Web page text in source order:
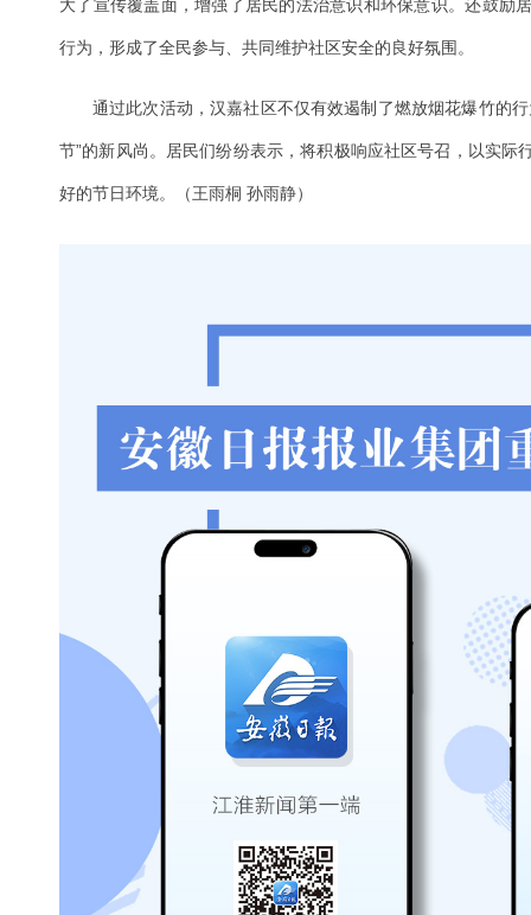
大了宣传覆盖面，增强了居民的法治意识和环保意识。还鼓励
行为，形成了全民参与、共同维护社区安全的良好氛围。
通过此次活动，汉嘉社区不仅有效遏制了燃放烟花爆竹的
节”的新风尚。居民们纷纷表示，将积极响应社区号召，以实际
好的节日环境。（王雨桐 孙雨静）